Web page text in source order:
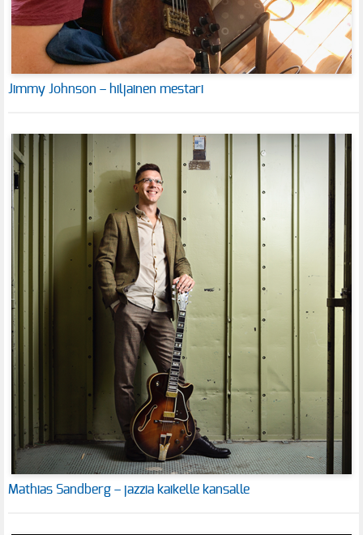
Jimmy Johnson – hiljainen mestari
Mathias Sandberg – jazzia kaikelle kansalle